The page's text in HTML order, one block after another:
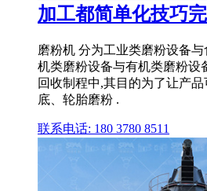
加工都简单化技巧
磨粉机 分为工业类磨粉设备
机类磨粉设备与有机类磨粉设
回收制程中,其目的为了让产
底、轮胎磨粉 .
联系电话: 180 3780 8511